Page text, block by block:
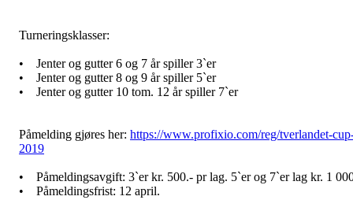
Turneringsklasser:
• Jenter og gutter 6 og 7 år spiller 3`er
• Jenter og gutter 8 og 9 år spiller 5`er
• Jenter og gutter 10 tom. 12 år spiller 7`er
Påmelding gjøres her: https://www.profixio.com/reg/tverlandet-
2019
• Påmeldingsavgift: 3`er kr. 500.- pr lag. 5`er og 7`er lag kr. 1
• Påmeldingsfrist: 12 april.